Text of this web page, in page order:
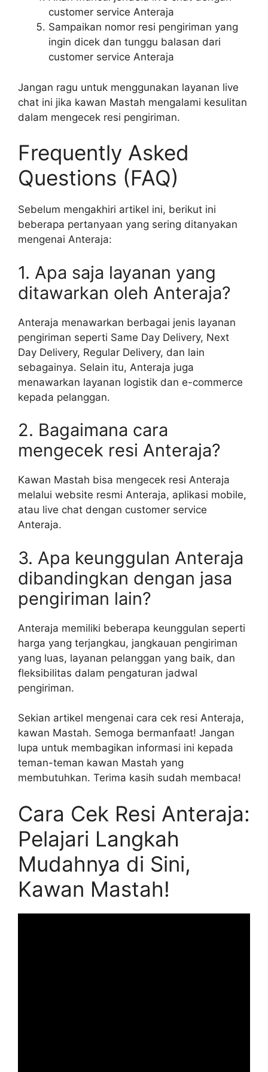
customer service Anteraja
Sampaikan nomor resi pengiriman yang
ingin dicek dan tunggu balasan dari
customer service Anteraja
Jangan ragu untuk menggunakan layanan live
chat ini jika kawan Mastah mengalami kesulitan
dalam mengecek resi pengiriman.
Frequently Asked
Questions (FAQ)
Sebelum mengakhiri artikel ini, berikut ini
beberapa pertanyaan yang sering ditanyakan
mengenai Anteraja:
1. Apa saja layanan yang
ditawarkan oleh Anteraja?
Anteraja menawarkan berbagai jenis layanan
pengiriman seperti Same Day Delivery, Next
Day Delivery, Regular Delivery, dan lain
sebagainya. Selain itu, Anteraja juga
menawarkan layanan logistik dan e-commerce
kepada pelanggan.
2. Bagaimana cara
mengecek resi Anteraja?
Kawan Mastah bisa mengecek resi Anteraja
melalui website resmi Anteraja, aplikasi mobile,
atau live chat dengan customer service
Anteraja.
3. Apa keunggulan Anteraja
dibandingkan dengan jasa
pengiriman lain?
Anteraja memiliki beberapa keunggulan seperti
harga yang terjangkau, jangkauan pengiriman
yang luas, layanan pelanggan yang baik, dan
fleksibilitas dalam pengaturan jadwal
pengiriman.
Sekian artikel mengenai cara cek resi Anteraja,
kawan Mastah. Semoga bermanfaat! Jangan
lupa untuk membagikan informasi ini kepada
teman-teman kawan Mastah yang
membutuhkan. Terima kasih sudah membaca!
Cara Cek Resi Anteraja:
Pelajari Langkah
Mudahnya di Sini,
Kawan Mastah!